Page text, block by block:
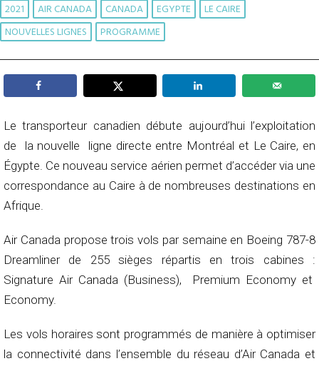
2021 AIR CANADA CANADA EGYPTE
LE CAIRE
NOUVELLES LIGNES
PROGRAMME
Le transporteur canadien débute aujourd’hui l’exploitation
de la nouvelle ligne directe entre Montréal et Le Caire, en
Égypte. Ce nouveau service aérien permet d’accéder via une
correspondance au Caire à de nombreuses destinations en
Afrique.
Air Canada propose trois vols par semaine en Boeing 787-8
Dreamliner de 255 sièges répartis en trois cabines :
Signature Air Canada (Business), Premium Economy et
Economy.
Les vols horaires sont programmés de manière à optimiser
la connectivité dans l’ensemble du réseau d’Air Canada et